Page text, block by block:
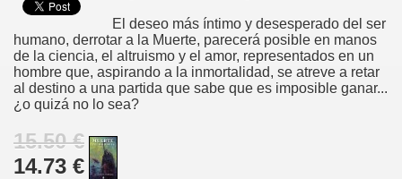
El deseo más íntimo y desesperado del ser
humano, derrotar a la Muerte, parecerá posible en manos
de la ciencia, el altruismo y el amor, representados en un
hombre que, aspirando a la inmortalidad, se atreve a retar
al destino a una partida que sabe que es imposible ganar...
¿o quizá no lo sea?
15.50 €
14.73 €